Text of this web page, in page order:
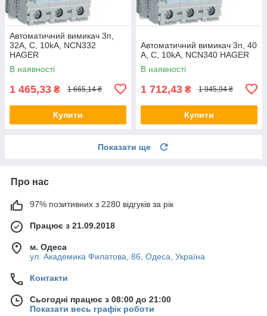
Автоматичний вимикач 3п,
32А, C, 10kA, NCN332
HAGER
В наявності
1 465,33 ₴ 1 665,14 ₴
Купити
Автоматичний вимикач 3п, 40
А, C, 10kA, NCN340 HAGER
В наявності
1 712,43 ₴ 1 945,94 ₴
Купити
Показати ще
Про нас
97% позитивних з 2280 відгуків за рік
Працює з 21.09.2018
м. Одеса
ул. Академика Филатова, 86, Одеса, Україна
Контакти
Сьогодні працює з 08:00 до 21:00
Показати весь графік роботи